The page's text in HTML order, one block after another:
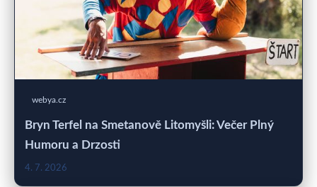
webya.cz
Bryn Terfel na Smetanově Litomyšli: Večer Plný
Humoru a Drzosti
4. 7. 2026